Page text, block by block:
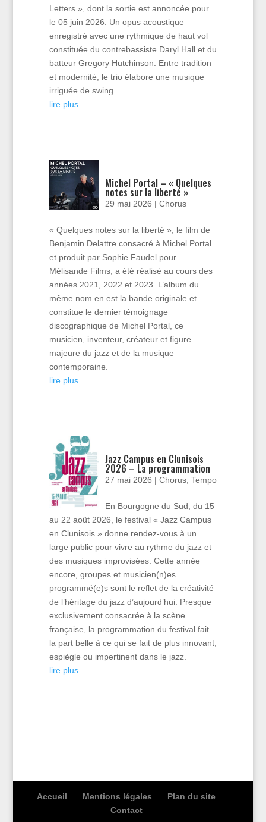
Letters », dont la sortie est annoncée pour
le 05 juin 2026. Un opus acoustique
enregistré avec une rythmique de haut vol
constituée du contrebassiste Daryl Hall et du
batteur Gregory Hutchinson. Entre tradition
et modernité, le trio élabore une musique
irriguée de swing.
lire plus
Michel Portal – « Quelques
notes sur la liberté »
29 mai 2026 |Chorus
« Quelques notes sur la liberté », le film de
Benjamin Delattre consacré à Michel Portal
et produit par Sophie Faudel pour
Mélisande Films, a été réalisé au cours des
années 2021, 2022 et 2023. L’album du
même nom en est la bande originale et
constitue le dernier témoignage
discographique de Michel Portal, ce
musicien, inventeur, créateur et figure
majeure du jazz et de la musique
contemporaine.
lire plus
Jazz Campus en Clunisois
2026 – La programmation
27 mai 2026 |Chorus ,Tempo
En Bourgogne du Sud, du 15
au 22 août 2026, le festival « Jazz Campus
en Clunisois » donne rendez-vous à un
large public pour vivre au rythme du jazz et
des musiques improvisées. Cette année
encore, groupes et musicien(n)es
programmé(e)s sont le reflet de la créativité
de l’héritage du jazz d’aujourd’hui. Presque
exclusivement consacrée à la scène
française, la programmation du festival fait
la part belle à ce qui se fait de plus innovant,
espiègle ou impertinent dans le jazz.
lire plus
Accueil Mentions légales
Plan du site
Contact